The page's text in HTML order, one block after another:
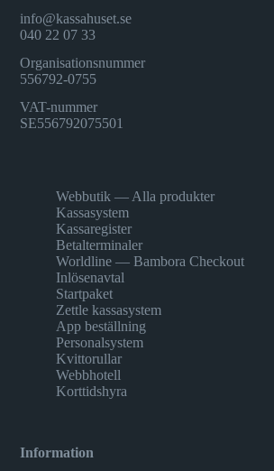
info@kassahuset.se
040 22 07 33
Organisationsnummer
556792-0755
VAT-nummer
SE556792075501
Webbutik — Alla produkter
Kassasystem
Kassaregister
Betalterminaler
Worldline — Bambora Checkout
Inlösenavtal
Startpaket
Zettle kassasystem
App beställning
Personalsystem
Kvittorullar
Webbhotell
Korttidshyra
Information